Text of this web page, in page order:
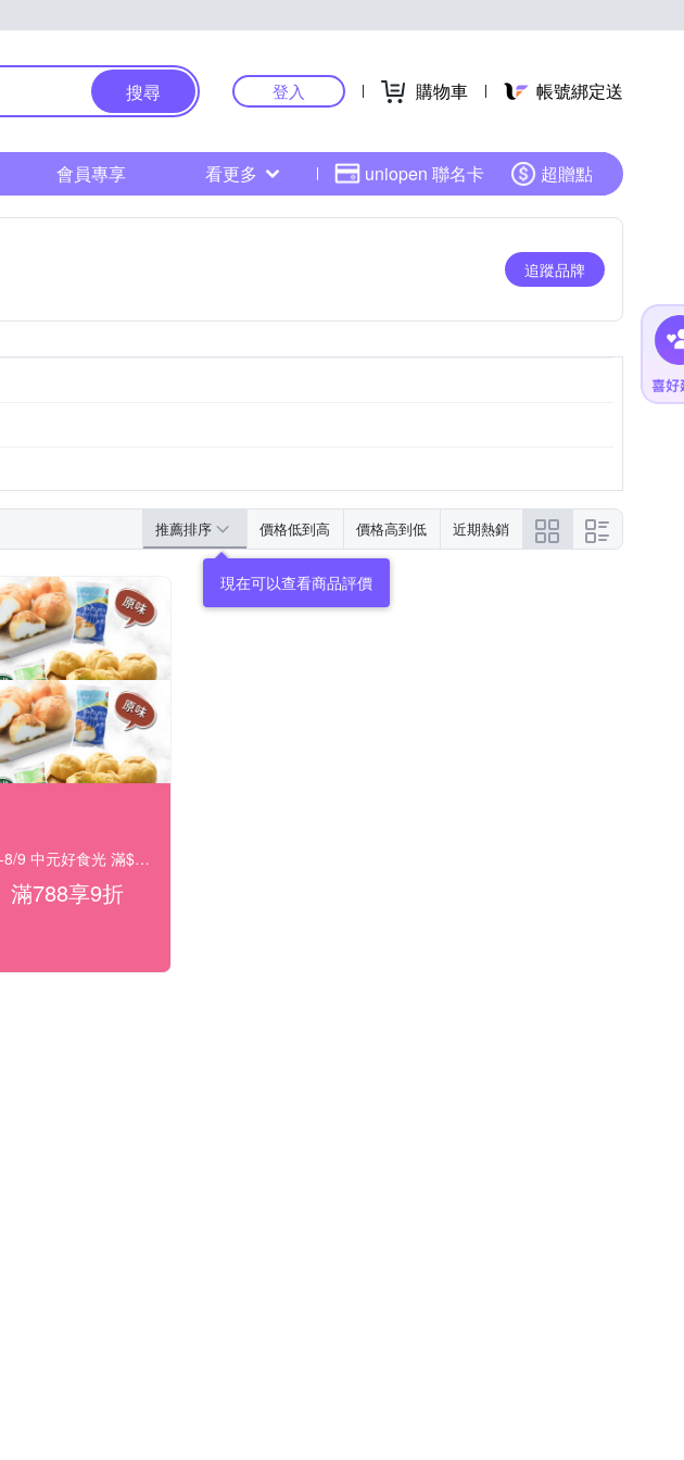
搜尋 登入 購物車 帳號綁定送
會員專享 看更多 uniopen 聯名卡 超贈點
追蹤品牌
推薦排序 價格低到高 價格高到低 近期熱銷
現在可以查看商品評價
8/3-8/9 中元好食光 滿$788享9折
滿788享9折